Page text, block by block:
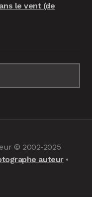
le vent (de
© 2002-2025
auteur•